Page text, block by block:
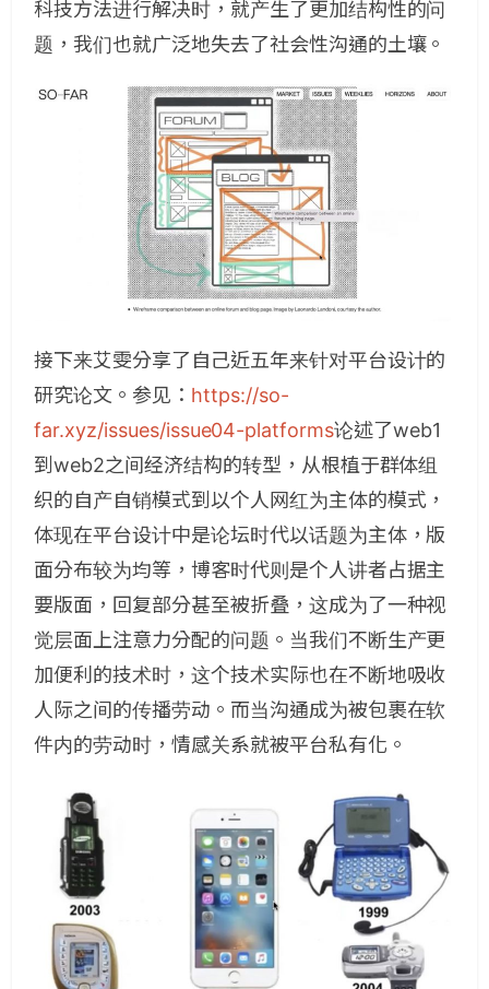
科技方法进行解决时，就产生了更加结构性的问
题，我们也就广泛地失去了社会性沟通的土壤。
接下来艾雯分享了自己近五年来针对平台设计的
研究论文。 参见： https://so-
far.xyz/issues/issue04-platforms论述了web1
到web2之间经济结构的转型，从根植于群体组
织的自产自销模式到以个人网红为主体的模式，
体现在平台设计中是论坛时代以话题为主体，版
面分布较为均等，博客时代则是个人讲者占据主
要版面，回复部分甚至被折叠，这成为了一种视
觉层面上注意力分配的问题。当我们不断生产更
加便利的技术时，这个技术实际也在不断地吸收
人际之间的传播劳动。而当沟通成为被包裹在软
件内的劳动时，情感关系就被平台私有化。